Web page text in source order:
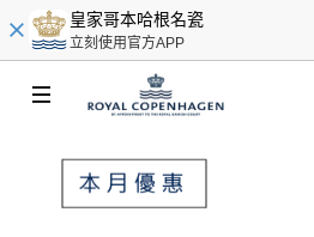
皇家哥本哈根名瓷
立刻使用官方APP